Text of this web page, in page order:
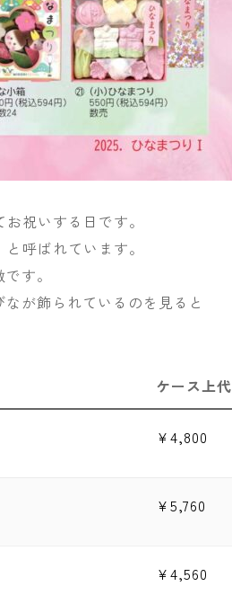
祝いする日です。
呼ばれています。
す。
が飾られているのを見ると
ケース上代
¥4,800
¥5,760
¥4,560